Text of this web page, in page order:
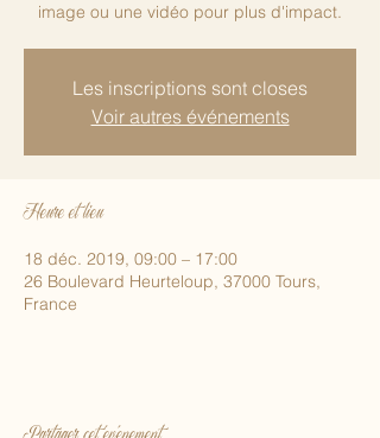
image ou une vidéo pour plus d'impact.
Les inscriptions sont closes
Voir autres événements
Heure et lieu
18 déc. 2019, 09:00 – 17:00
26 Boulevard Heurteloup, 37000 Tours,
France